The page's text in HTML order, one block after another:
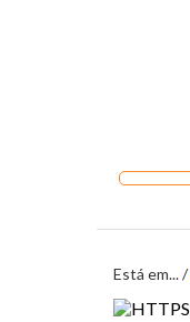
Está em... /